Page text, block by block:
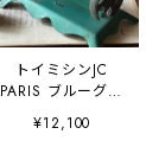
トイミシンJC
PARIS ブルーグリ
ーン BABYシリー
ズ
¥12,100